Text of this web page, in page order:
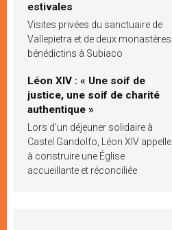
estivales
Visites privées du sanctuaire de
Vallepietra et de deux monastères
bénédictins à Subiaco
Léon XIV : « Une soif de
justice, une soif de charité
authentique »
Lors d’un déjeuner solidaire à
Castel Gandolfo, Léon XIV appelle
à construire une Église
accueillante et réconciliée